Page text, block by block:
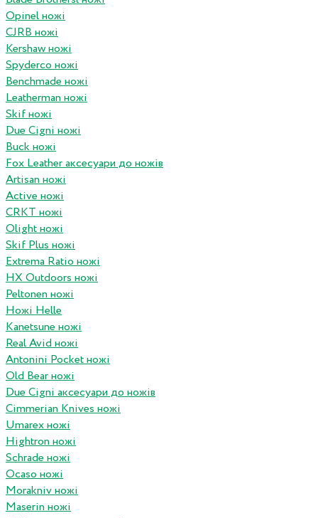
Opinel ножі
CJRB ножі
Kershaw ножі
Spyderco ножі
Benchmade ножі
Leatherman ножі
Skif ножі
Due Cigni ножі
Buck ножі
Fox Leather аксесуари до ножів
Artisan ножі
Active ножі
CRKT ножі
Olight ножі
Skif Plus ножі
Extrema Ratio ножі
HX Outdoors ножі
Peltonen ножі
Ножі Helle
Kanetsune ножі
Real Avid ножі
Antonini Pocket ножі
Old Bear ножі
Due Cigni аксесуари до ножів
Cimmerian Knives ножі
Umarex ножі
Hightron ножі
Schrade ножі
Ocaso ножі
Morakniv ножі
Maserin ножі